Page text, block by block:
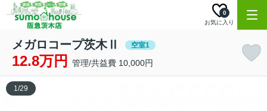
お気に入り
0
メガロコープ茨木Ⅱ 空室1
12.8万円 管理/共益費 10,000円
1/29